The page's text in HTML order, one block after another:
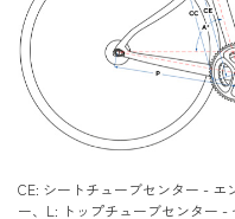
CE: シートチューブセンター - エ
ー、L: トップチューブセンター -